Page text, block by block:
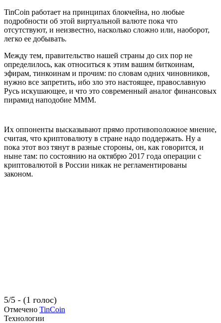
TinCoin работает на принципах блокчейна, но любые
подробности об этой виртуальной валюте пока что
отсутствуют, и неизвестно, насколько сложно или, наоборот,
легко ее добывать.
Между тем, правительство нашей страны до сих пор не
определилось, как относиться к этим вашим биткоинам,
эфирам, тинкоинам и прочим: по словам одних чиновников,
нужно все запретить, ибо зло это настоящее, православную
Русь искушающее, и что это современный аналог финансовых
пирамид наподобие МММ.
Их оппоненты высказывают прямо противоположное мнение,
считая, что криптовалюту в стране надо поддержать. Ну а
пока этот воз тянут в разные стороны, он, как говорится, и
ныне там: по состоянию на октябрю 2017 года операции с
криптовалютой в России никак не регламентированы
законом.
5/5 - (1 голос)
Отмечено TinCoin
Технологии